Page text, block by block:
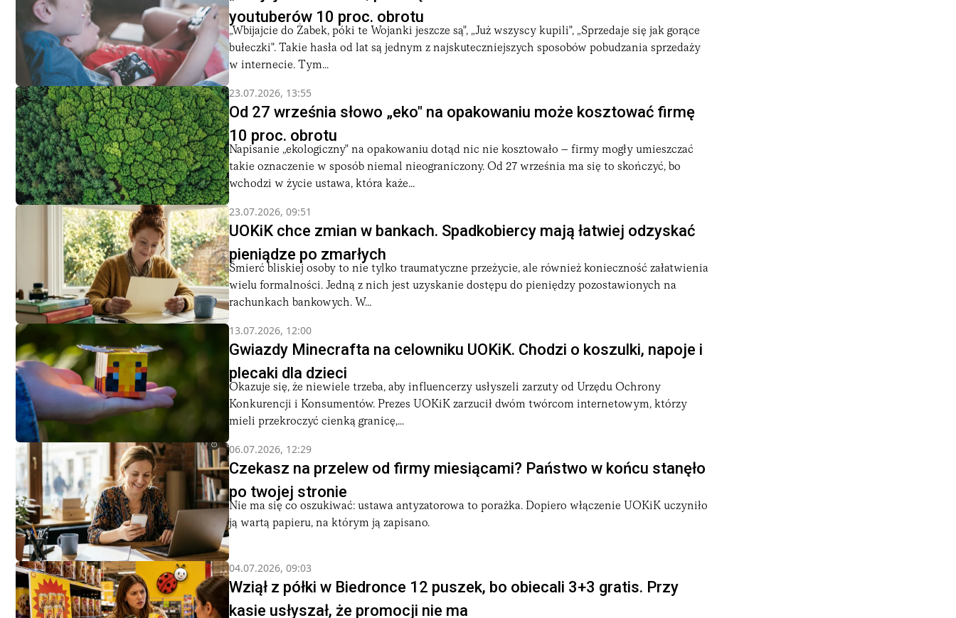
youtuberów 10 proc. obrotu
„Wbijajcie do Żabek, póki te Wojanki jeszcze są", „Już wszyscy kupili", „Sprzedaje się jak gorące
bułeczki". Takie hasła od lat są jednym z najskuteczniejszych sposobów pobudzania sprzedaży
w internecie. Tym...
23.07.2026, 13:55
Od 27 września słowo „eko" na opakowaniu może kosztować firmę
10 proc. obrotu
Napisanie „ekologiczny" na opakowaniu dotąd nic nie kosztowało – firmy mogły umieszczać
takie oznaczenie w sposób niemal nieograniczony. Od 27 września ma się to skończyć, bo
wchodzi w życie ustawa, która każe...
23.07.2026, 09:51
UOKiK chce zmian w bankach. Spadkobiercy mają łatwiej odzyskać
pieniądze po zmarłych
Śmierć bliskiej osoby to nie tylko traumatyczne przeżycie, ale również konieczność załatwienia
wielu formalności. Jedną z nich jest uzyskanie dostępu do pieniędzy pozostawionych na
rachunkach bankowych. W...
13.07.2026, 12:00
Gwiazdy Minecrafta na celowniku UOKiK. Chodzi o koszulki, napoje i
plecaki dla dzieci
Okazuje się, że niewiele trzeba, aby influencerzy usłyszeli zarzuty od Urzędu Ochrony
Konkurencji i Konsumentów. Prezes UOKiK zarzucił dwóm twórcom internetowym, którzy
mieli przekroczyć cienką granicę,...
06.07.2026, 12:29
Czekasz na przelew od firmy miesiącami? Państwo w końcu stanęło
po twojej stronie
Nie ma się co oszukiwać: ustawa antyzatorowa to porażka. Dopiero włączenie UOKiK uczyniło
ją wartą papieru, na którym ją zapisano.
04.07.2026, 09:03
Wziął z półki w Biedronce 12 puszek, bo obiecali 3+3 gratis. Przy
kasie usłyszał, że promocji nie ma